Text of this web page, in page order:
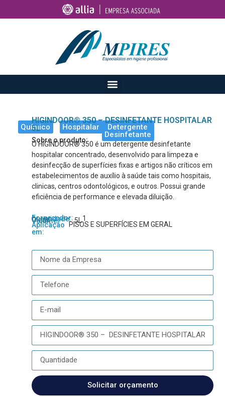
Químico Hospitalar
Detergente
Desinfetante
HIGINDOOR® 350 – DESINFETANTE HOSPITALAR
5L
Sobre o produto:
O HIGINDOOR® 350 é um detergente desinfetante
hospitalar concentrado, desenvolvido para limpeza e
desinfecção de superfícies fixas e artigos não críticos em
estabelecimentos de auxílio à saúde tais como hospitais,
clinicas, centros odontológicos, e outros. Possui grande
eficiência de performance e elevada diluição.
Fornecedor:
Oleak
Quantidade: 1
Volume: 5L
Aplicação
em:
PISOS E SUPERFÍCIES EM GERAL
Solicitar orçamento